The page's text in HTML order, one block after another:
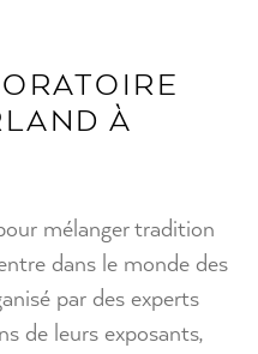
À
mélanger tradition
dans le monde des
par des experts
de leurs exposants,